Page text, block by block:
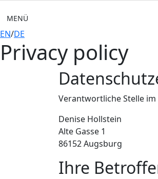
MENÜ
EN/DE
Privacy policy
Verantwortliche Stelle
Denise Hollstein
Alte Gasse 1
86152 Augsburg
Ihre